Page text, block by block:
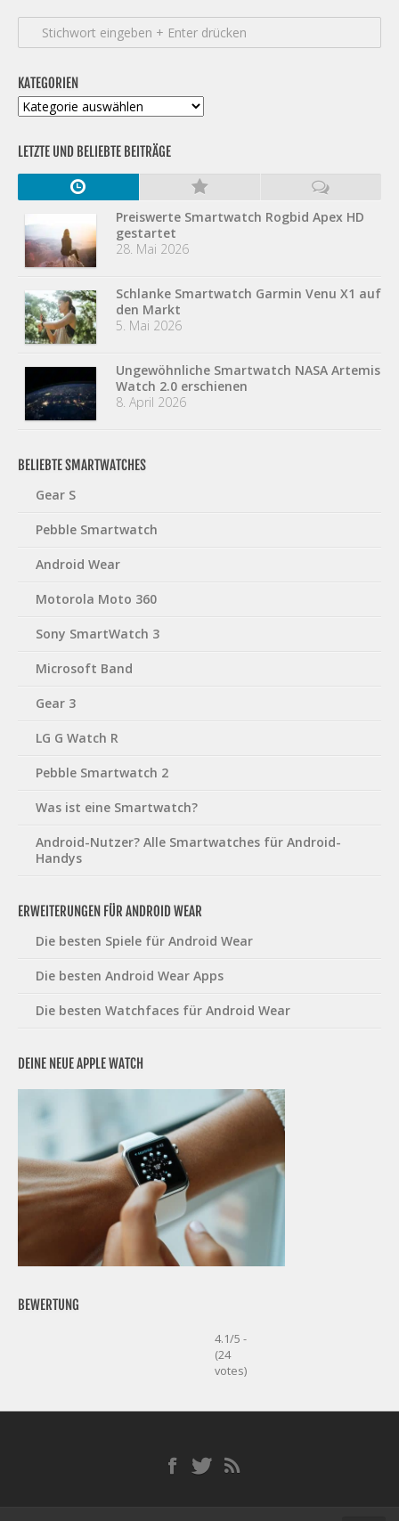
KATEGORIEN
Kategorien
LETZTE UND BELIEBTE BEITRÄGE
Preiswerte Smartwatch Rogbid Apex HD
gestartet
28. Mai 2026
Schlanke Smartwatch Garmin Venu X1 auf
den Markt
5. Mai 2026
Ungewöhnliche Smartwatch NASA Artemis
Watch 2.0 erschienen
8. April 2026
BELIEBTE SMARTWATCHES
Gear S
Pebble Smartwatch
Android Wear
Motorola Moto 360
Sony SmartWatch 3
Microsoft Band
Gear 3
LG G Watch R
Pebble Smartwatch 2
Was ist eine Smartwatch?
Android-Nutzer? Alle Smartwatches für Android-
Handys
ERWEITERUNGEN FÜR ANDROID WEAR
Die besten Spiele für Android Wear
Die besten Android Wear Apps
Die besten Watchfaces für Android Wear
DEINE NEUE APPLE WATCH
BEWERTUNG
4.1/5 -
(24
votes)